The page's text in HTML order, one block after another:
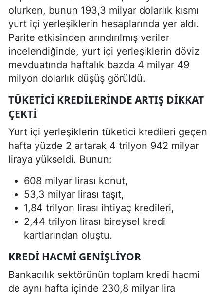
olurken, bunun 193,3 milyar dolarlık kısmı
yurt içi yerleşiklerin hesaplarında yer aldı.
Parite etkisinden arındırılmış veriler
incelendiğinde, yurt içi yerleşiklerin döviz
mevduatında haftalık bazda 4 milyar 49
milyon dolarlık düşüş görüldü.
TÜKETICI KREDILERINDE ARTIŞ DIKKAT
ÇEKTI
Yurt içi yerleşiklerin tüketici kredileri geçen
hafta yüzde 2 artarak 4 trilyon 942 milyar
liraya yükseldi. Bunun:
608 milyar lirası konut,
53,3 milyar lirası taşıt,
1,84 trilyon lirası ihtiyaç kredileri,
2,44 trilyon lirası bireysel kredi
kartlarından oluştu.
KREDI HACMI GENIŞLIYOR
Bankacılık sektörünün toplam kredi hacmi
de aynı hafta içinde 230,8 milyar lira